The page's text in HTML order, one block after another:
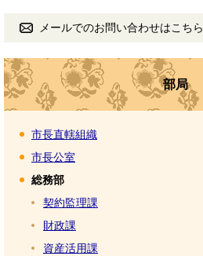
メールでのお問い合わせはこちら
部局
市長直轄組織
市長公室
総務部
契約監理課
財政課
資産活用課